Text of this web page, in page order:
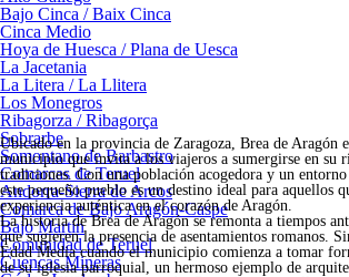
Bajo Cinca / Baix Cinca
Cinca Medio
Hoya de Huesca / Plana de Uesca
La Jacetania
La Litera / La Llitera
Los Monegros
Ribagorza / Ribagorça
Sobrarbe
Somontano de Barbastro
Comarcas de Teruel
Andorra-Sierra de Arcos
Comarca de Bajo Aragón-Caspe
Bajo Martín
Comunidad de Teruel
Cuencas Mineras
Ubicado en la provincia de Zaragoza, Brea de Aragón
municipio que invita a los viajeros a sumergirse en su
tradiciones. Con una población acogedora y un
este pequeño pueblo es un destino ideal para aquellos
experiencia auténtica en el corazón de Aragón.
La historia de Brea de Aragón se remonta a tiempos
que sugieren la presencia de asentamientos romanos.
Edad Media cuando el municipio comienza a tomar
de su iglesia parroquial, un hermoso ejemplo de